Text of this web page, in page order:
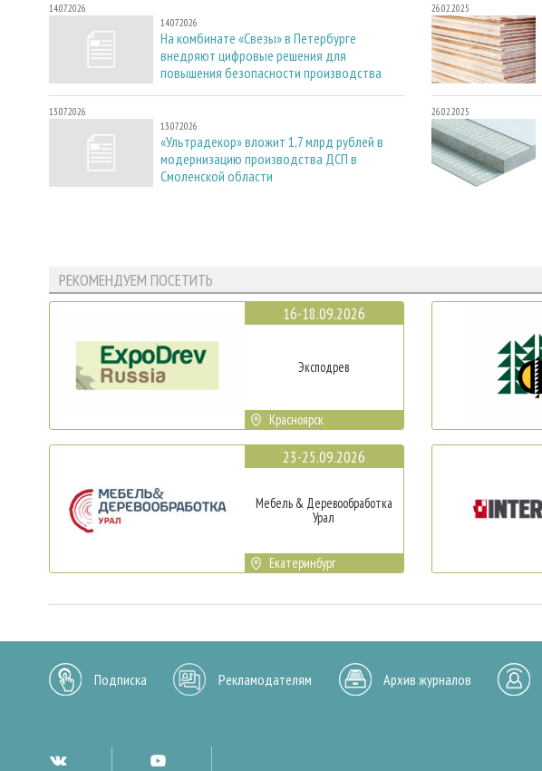
14.07.2026
14.07.2026
На комбинате «Свезы» в Петербурге
внедряют цифровые решения для
повышения безопасности производства
13.07.2026
13.07.2026
«Ультрадекор» вложит 1,7 млрд рублей в
модернизацию производства ДСП в
Смоленской области
26.02.2025
26.02.2025
РЕКОМЕНДУЕМ ПОСЕТИТЬ
16-18.09.2026
Эксподрев
Красноярск
23-25.09.2026
Мебель & Деревообработка
Урал
Екатеринбург
Подписка Рекламодателям Архив журналов